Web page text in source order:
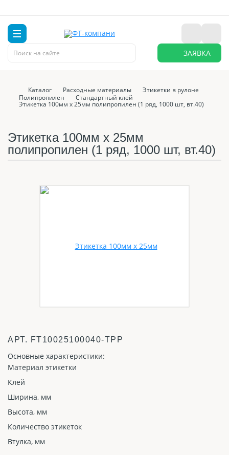
ЗАЯВКА
Каталог Расходные материалы
Этикетки в рулоне
Полипропилен
Стандартный клей
Этикетка 100мм х 25мм полипропилен (1 ряд, 1000 шт, вт.40)
Этикетка 100мм х 25мм
полипропилен (1 ряд, 1000 шт, вт.40)
АРТ. FT10025100040-TPP
Основные характеристики:
Материал этикетки
Клей
Ширина, мм
Высота, мм
Количество этикеток
Втулка, мм